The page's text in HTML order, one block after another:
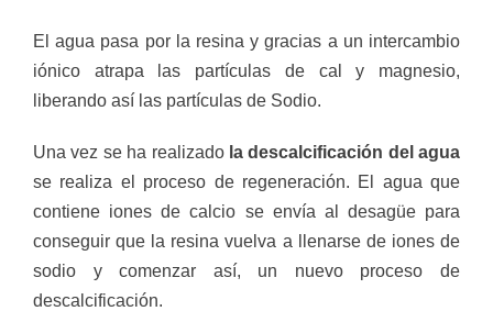
El agua pasa por la resina y gracias a un intercambio
iónico atrapa las partículas de cal y magnesio,
liberando así las partículas de Sodio.
Una vez se ha realizado la descalcificación del agua
se realiza el proceso de regeneración. El agua que
contiene iones de calcio se envía al desagüe para
conseguir que la resina vuelva a llenarse de iones de
sodio y comenzar así, un nuevo proceso de
descalcificación.